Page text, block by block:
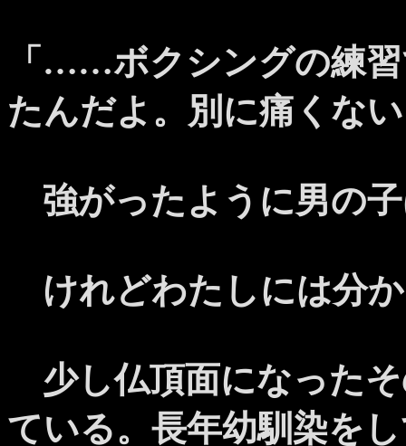
「……ボクシングの練
たんだよ。別に痛くな
強がったように男の
けれどわたしには分
少し仏頂面になった
ている。長年幼馴染を